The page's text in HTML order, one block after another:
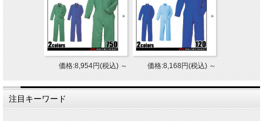
価格:8,954円(税込)～ 価格:8,168円(税込)～
注目キーワード